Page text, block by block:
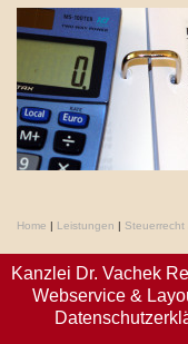
Home | Leistungen |
Kanzlei Dr. Vachek
Webservice &